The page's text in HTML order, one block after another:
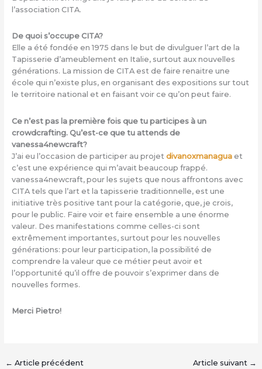
l’association CITA.
De quoi s’occupe CITA?
Elle a été fondée en 1975 dans le but de divulguer l’art de la
Tapisserie d’ameublement en Italie, surtout aux nouvelles
générations. La mission de CITA est de faire renaitre une
école qui n’existe plus, en organisant des expositions sur tout
le territoire national et en faisant voir ce qu’on peut faire.
Ce n’est pas la première fois que tu participes à un
crowdcrafting. Qu’est-ce que tu attends de
vanessa4newcraft?
J’ai eu l’occasion de participer au projet divanoxmanaguaet
c’est une expérience qui m’avait beaucoup frappé.
vanessa4newcraft, pour les sujets que nous affrontons avec
CITA tels que l’art et la tapisserie traditionnelle, est une
initiative très positive tant pour la catégorie, que, je crois,
pour le public. Faire voir et faire ensemble a une énorme
valeur. Des manifestations comme celles-ci sont
extrêmement importantes, surtout pour les nouvelles
générations: pour leur participation, la possibilité de
comprendre la valeur que ce métier peut avoir et
l’opportunité qu’il offre de pouvoir s’exprimer dans de
nouvelles formes.
Merci Pietro!
← Article précédent Article suivant →